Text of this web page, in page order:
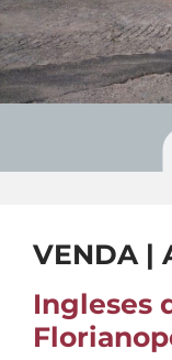
VENDA |
Ingleses